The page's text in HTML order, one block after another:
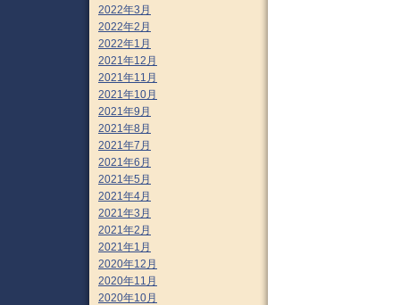
2022年3月
2022年2月
2022年1月
2021年12月
2021年11月
2021年10月
2021年9月
2021年8月
2021年7月
2021年6月
2021年5月
2021年4月
2021年3月
2021年2月
2021年1月
2020年12月
2020年11月
2020年10月